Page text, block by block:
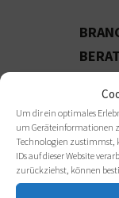
Um dir ein optimales
um Geräteinformationen
Technologien zustimmst,
IDs auf dieser Website
zurückziehst, können